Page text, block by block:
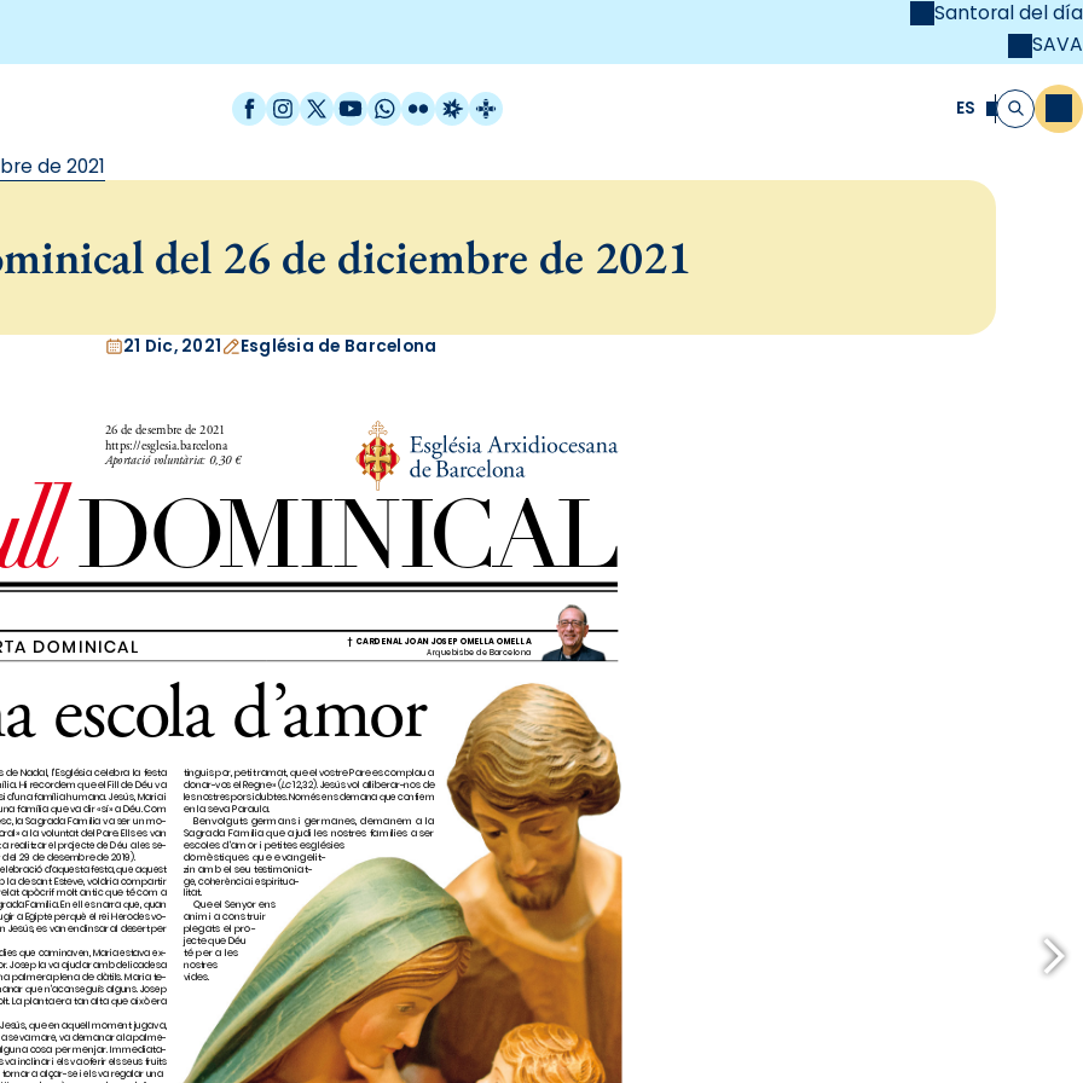
Santoral del día
SAVA
Facebook
Instagram
X / Twitter
YouTube
WhatsApp
FlickrRadio Estel
Catalunya Cristiana ES Buscar
de 2021
del 26 de diciembre de 2021
21 Dic, 2021 Església de Barcelona
catequesi.cat